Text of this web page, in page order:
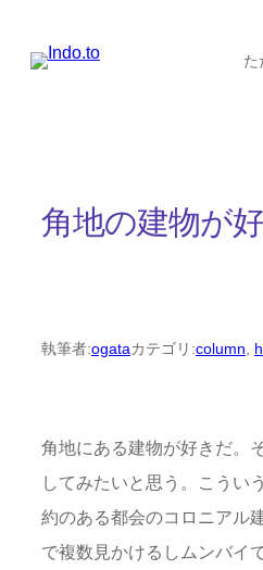
た
角地の建物が
執筆者:ogataカテゴリ:column
角地にある建物が好きだ。
してみたいと思う。こうい
約のある都会のコロニアル
で複数見かけるしムンバイ